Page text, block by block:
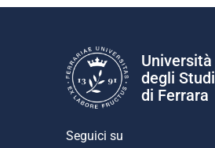
Università
degli Studi
di Ferrara
Seguici su